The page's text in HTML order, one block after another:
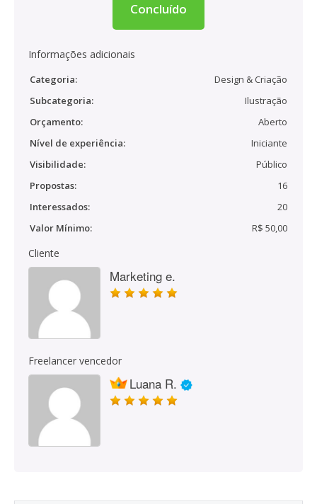
Concluído
Informações adicionais
Categoria:
Design & Criação
Subcategoria:
Ilustração
Orçamento:
Aberto
Nível de experiência:
Iniciante
Visibilidade:
Público
Propostas:
16
Interessados:
20
Valor Mínimo:
R$ 50,00
Cliente
Marketing e.
Freelancer vencedor
Luana R.